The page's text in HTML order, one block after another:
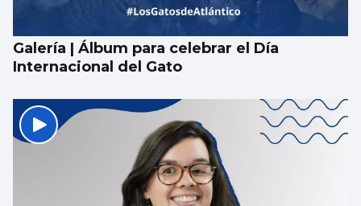
Galería | Álbum para celebrar el Día
Internacional del Gato